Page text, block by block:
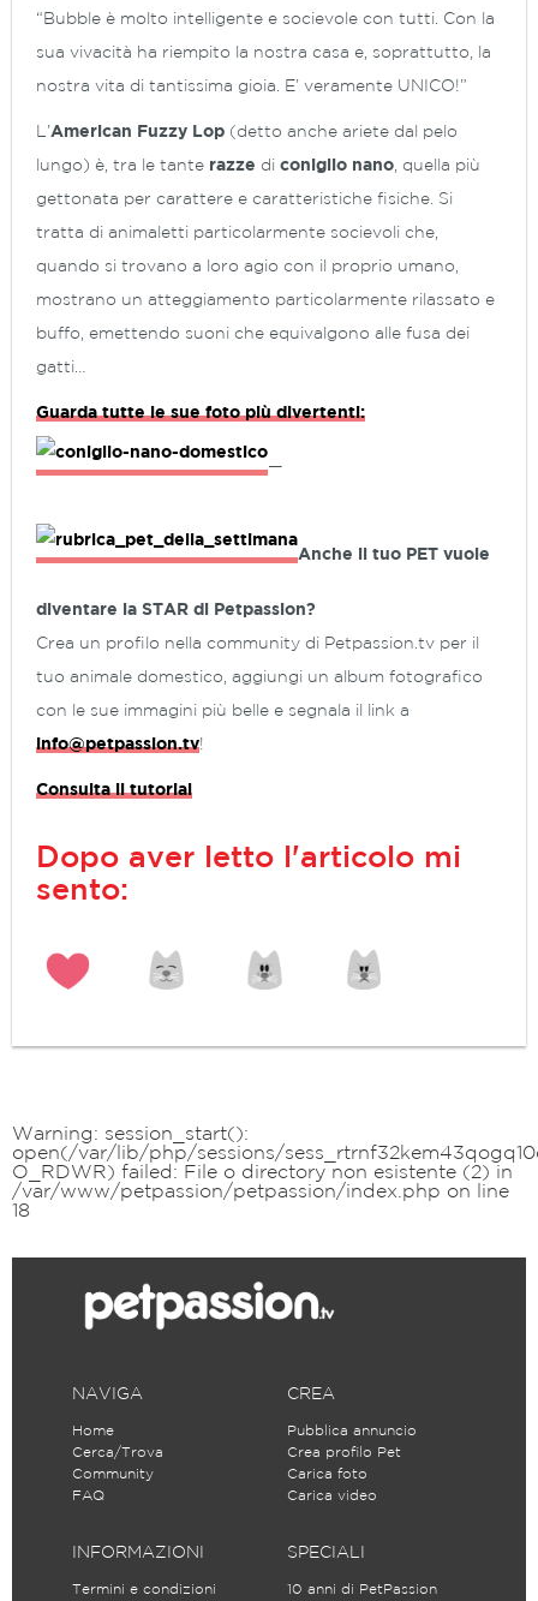
“ Bubble è molto intelligente e socievole con tutti. Con la
sua vivacità ha riempito la nostra casa e, soprattutto, la
nostra vita di tantissima gioia. E’ veramente UNICO!”
L’American Fuzzy Lop (detto anche ariete dal pelo
lungo) è, tra le tante razze di coniglio nano , quella più
gettonata per carattere e caratteristiche fisiche. Si
tratta di animaletti particolarmente socievoli che,
quando si trovano a loro agio con il proprio umano,
mostrano un atteggiamento particolarmente rilassato e
buffo, emettendo suoni che equivalgono alle fusa dei
gatti…
Guarda tutte le sue foto più divertenti:
—
Anche il tuo PET vuole
diventare la STAR di Petpassion?
Crea un profilo nella community di Petpassion.tv per il
tuo animale domestico, aggiungi un album fotografico
con le sue immagini più belle e segnala il link a
info@petpassion.tv!
Consulta il tutorial
Dopo aver letto l'articolo mi
sento:
Warning : session_start():
open(/var/lib/php/sessions/
O_RDWR) failed: File o directory non esistente (2) in
/var/www/petpassion/petpassion/index.php on line
18
NAVIGA
Home
Cerca/Trova
Community
FAQ
CREA
Pubblica annuncio
Crea profilo Pet
Carica foto
Carica video
INFORMAZIONI
Termini e condizioni
SPECIALI
10 anni di PetPassion